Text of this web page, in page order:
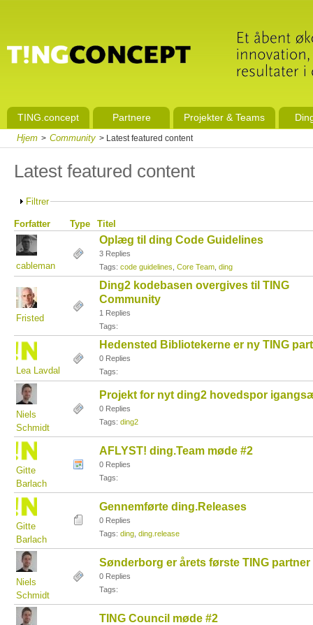
TING.concept Partnere Projekter & Teams
Hjem > Community > Latest featured content
Latest featured content
Filtrer
Forfatter Type Titel
cableman
Oplæg til ding Code Guidelines
3 Replies
Tags: code guidelines Core Team ding
Fristed
Ding2 kodebasen overgives til TING
Community
1 Replies
Tags:
Lea Lavdal
Hedensted Bibliotekerne er ny TING
0 Replies
Tags:
Niels
Schmidt
Projekt for nyt ding2 hovedspor
0 Replies
Tags: ding2
Gitte
Barlach
AFLYST! ding.Team møde #2
0 Replies
Tags:
Gitte
Barlach
Gennemførte ding.Releases
0 Replies
Tags: ding ding.release
Niels
Schmidt
Sønderborg er årets første TING partner
0 Replies
Tags:
TING Council møde #2